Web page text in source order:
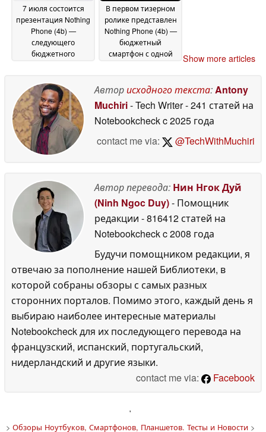
7 июля состоится
презентация Nothing
Phone (4b) —
следующего
бюджетного
June 2026
В первом тизерном
ролике представлен
Nothing Phone (4b) —
бюджетный
смартфон с одной
Show more articles
Авторисходного текста:Antony
Muchiri- Tech Writer- 241 статей на
Notebookcheckc 2025 года
contact me via:
@TechWithMuchiri
Автор перевода: Нин Нгок Дуй
(Ninh Ngoc Duy)- Помощник
редакции - 816412 статей на
Notebookcheckc 2008 года
Будучи помощником редакции, я
отвечаю за пополнение нашей Библиотеки, в
которой собраны обзоры с самых разных
сторонних порталов. Помимо этого, каждый день я
выбираю наиболее интересные материалы
Notebookcheck для их последующего перевода на
французский, испанский, португальский,
нидерландский и другие языки.
contact me via:
Facebook
'
> Обзоры Ноутбуков, Смартфонов, Планшетов. Тесты и Новости>